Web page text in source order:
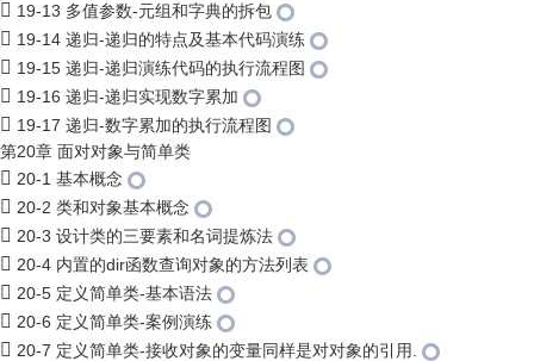
19-13 多值参数-元组和字典的拆包
19-14 递归-递归的特点及基本代码演练
19-15 递归-递归演练代码的执行流程图
19-16 递归-递归实现数字累加
19-17 递归-数字累加的执行流程图
第20章 面对对象与简单类
20-1 基本概念
20-2 类和对象基本概念
20-3 设计类的三要素和名词提炼法
20-4 内置的dir函数查询对象的方法列表
20-5 定义简单类-基本语法
20-6 定义简单类-案例演练
20-7 定义简单类-接收对象的变量同样是对对象的引用.